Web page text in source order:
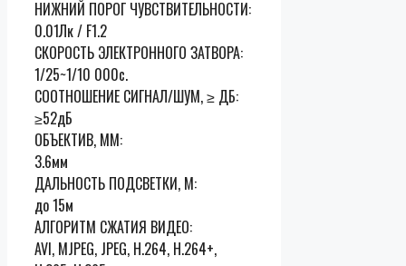
НИЖНИЙ ПОРОГ ЧУВСТВИТЕЛЬНОСТИ:
0.01Лк / F1.2
СКОРОСТЬ ЭЛЕКТРОННОГО ЗАТВОРА:
1/25~1/10 000с.
СООТНОШЕНИЕ СИГНАЛ/ШУМ, ≥ ДБ:
≥52дБ
ОБЪЕКТИВ, ММ:
3.6мм
ДАЛЬНОСТЬ ПОДСВЕТКИ, М:
до 15м
АЛГОРИТМ СЖАТИЯ ВИДЕО:
AVI, MJPEG, JPEG, H.264, H.264+,